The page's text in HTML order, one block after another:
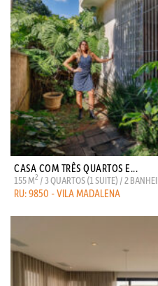
CASA COM TRÊS QUARTOS E...
155 M2 / 3 QUARTOS (1 SUITE) / 2
RU: 9850 - VILA MADALENA